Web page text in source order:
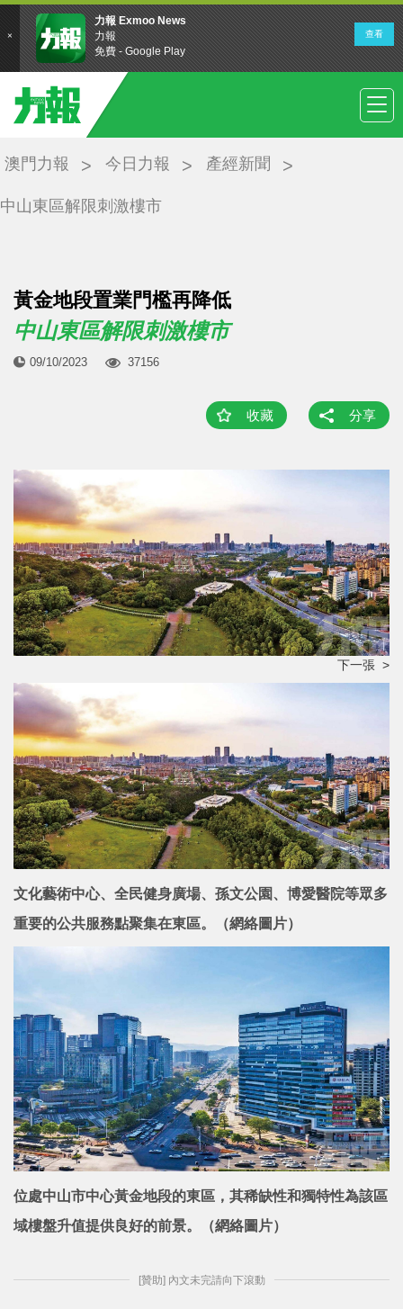
澳門力報 今日力報 產經新聞
中山東區解限刺激樓市
黃金地段置業門檻再降低
中山東區解限刺激樓市
09/10/2023 37156
收藏 分享
下一張 >
文化藝術中心、全民健身廣場、孫文公園、博愛醫院等眾多
重要的公共服務點聚集在東區。（網絡圖片）
位處中山市中心黃金地段的東區，其稀缺性和獨特性為該區
域樓盤升值提供良好的前景。（網絡圖片）
[贊助] 內文未完請向下滾動